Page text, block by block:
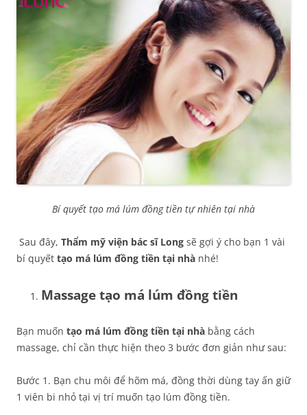
Bí quyết tạo má lúm đồng tiền tự nhiên tại nhà
Sau đây, Thẩm mỹ viện bác sĩ Long sẽ gợi ý cho bạn 1 vài
bí quyết tạo má lúm đồng tiền tại nhà nhé!
Massage tạo má lúm đồng tiền
Bạn muốn tạo má lúm đồng tiền tại nhà bằng cách
massage, chỉ cần thực hiện theo 3 bước đơn giản như sau:
Bước 1. Bạn chu môi để hõm má, đồng thời dùng tay ấn giữ
1 viên bi nhỏ tại vị trí muốn tạo lúm đồng tiền.